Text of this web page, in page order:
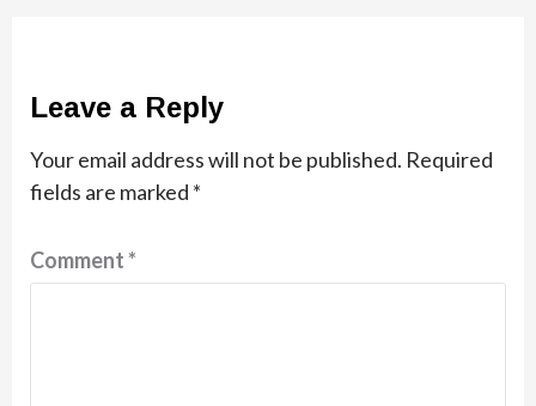
Leave a Reply
Your email address will not be published. Required
fields are marked *
Comment*